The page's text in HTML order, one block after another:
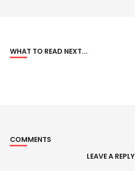
WHAT TO READ NEXT...
COMMENTS
LEAVE A REPLY